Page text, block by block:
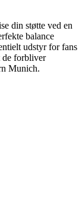
din støtte ved en
balance
udstyr for fans
de forbliver
Munich.